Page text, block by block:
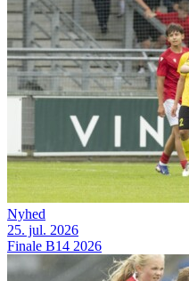
Nyhed
25. jul. 2026
Finale B14 2026